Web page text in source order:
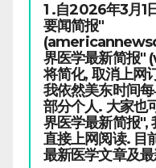
1 .自2026年3月1
要闻简报"
界医学最新简报
将简化, 取消上网
我依然美东时间
部分个人. 大家也
界医学最新简报",
直接上网阅读. 目
最新医学文章及